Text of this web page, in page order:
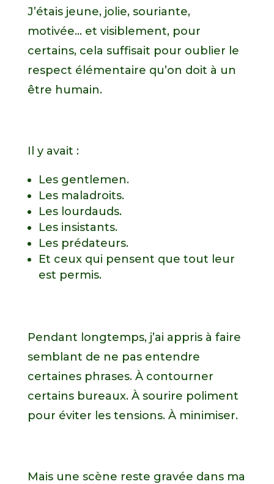
J’étais jeune, jolie, souriante,
motivée… et visiblement, pour
certains, cela suffisait pour oublier le
respect élémentaire qu’on doit à un
être humain.
Il y avait :
Les gentlemen.
Les maladroits.
Les lourdauds.
Les insistants.
Les prédateurs.
Et ceux qui pensent que tout leur
est permis.
Pendant longtemps, j’ai appris à faire
semblant de ne pas entendre
certaines phrases. À contourner
certains bureaux. À sourire poliment
pour éviter les tensions. À minimiser.
Mais une scène reste gravée dans ma